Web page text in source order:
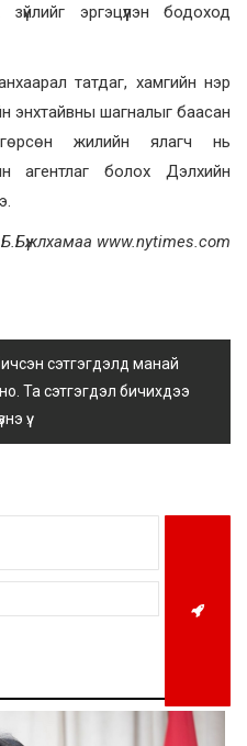
эргэцүүлэн бодоход
татдаг, хамгийн нэр
энхтайвны шагналыг баасан
жилийн ялагч нь
агентлаг болох Дэлхийн
Б.Бүжлхамаа www.nytimes.com
сэтгэгдэлд манай
Та сэтгэгдэл бичихдээ
үү.